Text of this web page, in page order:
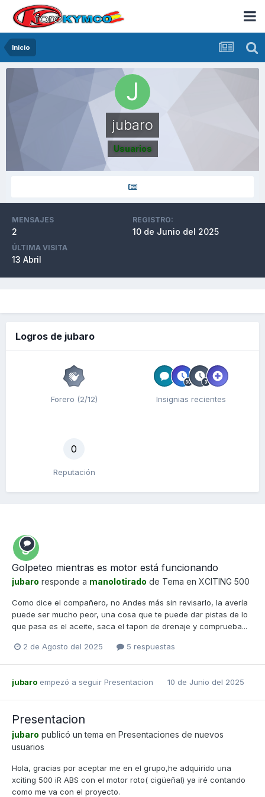
Inicio
jubaro
Usuarios
MENSAJES
2
REGISTRO:
10 de Junio del 2025
ÚLTIMA VISITA
13 Abril
Logros de jubaro
Forero (2/12) Insignias recientes
0
Reputación
Golpeteo mientras es motor está funcionando
jubaro responde a manolotirado de Tema en XCITING 500
Como dice el compañero, no Andes más sin revisarlo, la avería
puede ser mucho peor, una cosa que te puede dar pistas de lo
que pasa es el aceite, saca el tapon de drenaje y comprueba...
2 de Agosto del 2025 5 respuestas
jubaro empezó a seguir Presentacion 10 de Junio del 2025
Presentacion
jubaro publicó un tema en Presentaciones de nuevos
usuarios
Hola, gracias por aceptar me en el grupo,he adquirido una
xciting 500 iR ABS con el motor roto( cigüeñal) ya iré contando
como me va con el proyecto.